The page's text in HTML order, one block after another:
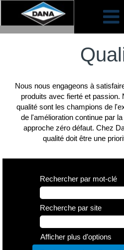
Nous nous engageons à
produits avec fierté et passion.
qualité sont les champions de
de l'amélioration continue par
approche zéro défaut. Chez
qualité doit être une
Rechercher par mot-clé
Recherche par site
Afficher plus d’options